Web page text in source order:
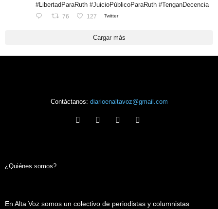
#LibertadParaRuth #JuicioPúblicoParaRuth #TenganDecencia
76 127 Twitter
Cargar más
Contáctanos: diarioenaltavoz@gmail.com
¿Quiénes somos?
En Alta Voz somos un colectivo de periodistas y columnistas